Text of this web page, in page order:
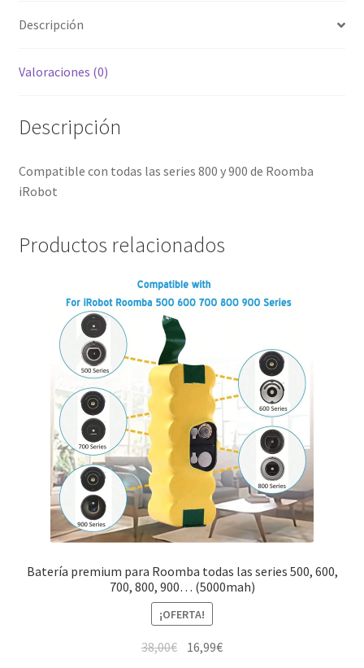
Descripción
Valoraciones (0)
Descripción
Compatible con todas las series 800 y 900 de Roomba
iRobot
Productos relacionados
Batería premium para Roomba todas las series 500, 600,
700, 800, 900… (5000mah)
¡OFERTA!
38,00€ El16,99€El